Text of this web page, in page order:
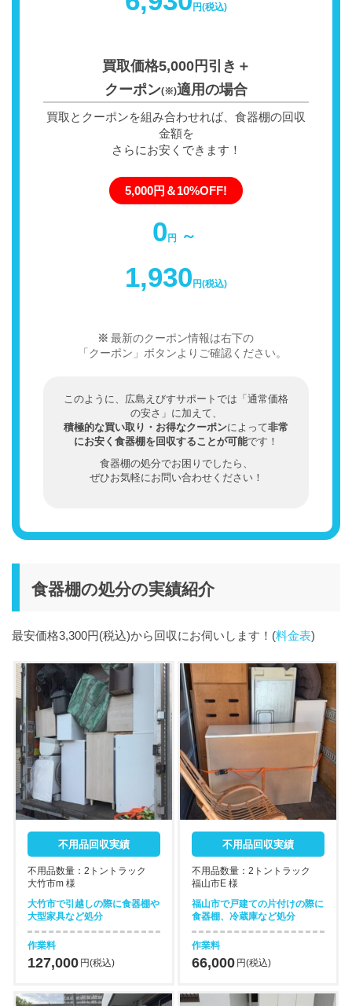
円(税込)
買取価格5,000円引き＋
クーポン(※)適用の場合
買取とクーポンを組み合わせれば、食器棚の回収
金額を
さらにお安くできます！
5,000円＆10%OFF!
0円 ～
1,930円(税込)
最新のクーポン情報は右下の
「クーポン」ボタンよりご確認ください。
このように、広島えびすサポートでは「通常価格
の安さ」に加えて、
積極的な買い取り・お得なクーポンによって非常
にお安く食器棚を回収することが可能です！
食器棚の処分でお困りでしたら、
ぜひお気軽にお問い合わせください！
食器棚の処分の実績紹介
最安価格3,300円(税込)から回収にお伺いします！(料金表)
不用品回収実績
不用品数量：2トントラック
大竹市m 様
大竹市で引越しの際に食器棚や
大型家具など処分
作業料
127,000 円(税込)
不用品回収実績
不用品数量：2トントラック
福山市E 様
福山市で戸建ての片付けの際に
食器棚、冷蔵庫など処分
作業料
66,000 円(税込)